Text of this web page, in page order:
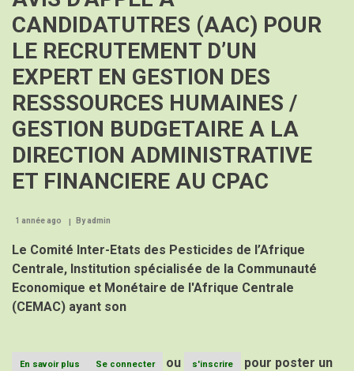
intégrée
et
participative
des
ressources
marines
le
de
CANDIDATUTRES (AAC) POUR
LE RECRUTEMENT D’UN
EXPERT EN GESTION DES
RESSSOURCES HUMAINES /
GESTION BUDGETAIRE A LA
DIRECTION ADMINISTRATIVE
ET FINANCIERE AU CPAC
1 année ago Byadmin
Le Comité Inter-Etats des Pesticides de l’Afrique
Centrale, Institution spécialisée de la Communauté
Economique et Monétaire de l'Afrique Centrale
(CEMAC) ayant son
En savoir plus Se connecter ou s'inscrire
pour poster un